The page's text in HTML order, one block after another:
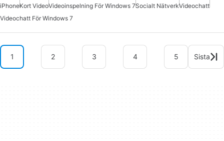
iPhoneKort VideoVideoinspelning För Windows 7Socialt NätverkVideochatt
Videochatt För Windows 7
1 2 3 4 5 Sista